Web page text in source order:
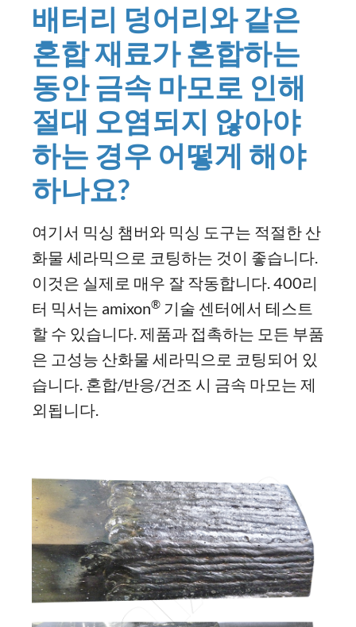
배터리 덩어리와 같은
혼합 재료가 혼합하는
동안 금속 마모로 인해
절대 오염되지 않아야
하는 경우 어떻게 해야
하나요?
여기서 믹싱 챔버와 믹싱 도구는 적절한 산
화물 세라믹으로 코팅하는 것이 좋습니다.
이것은 실제로 매우 잘 작동합니다. 400리
터 믹서는 amixon® 기술 센터에서 테스트
할 수 있습니다. 제품과 접촉하는 모든 부품
은 고성능 산화물 세라믹으로 코팅되어 있
습니다. 혼합/반응/건조 시 금속 마모는 제
외됩니다.